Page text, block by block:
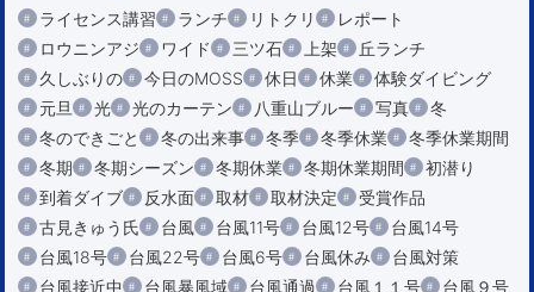
ライセンス講習
ランチ リトクリ
レポート
ロウニンアジ
ワイド 三ツ石 上架
丘ランチ
久しぶりの
今日のMOSS 休日 休業
体験ダイビング
元旦
光 光のカーテン 八重山ブルー 写真
冬
冬のできごと
冬の出来事 冬季 冬季休業
冬季休業期間
冬期
冬期シーズン 冬期休業 冬期休業期間
初潜り
到着ダイブ
反水面 取材 取材決定
受賞作品
古見きゅう氏
台風 台風11号 台風12号
台風14号
台風18号
台風22号 台風6号 台風休み
台風対策
台風接近中
台風暴風域 台風通過 台風１１号
台風９号